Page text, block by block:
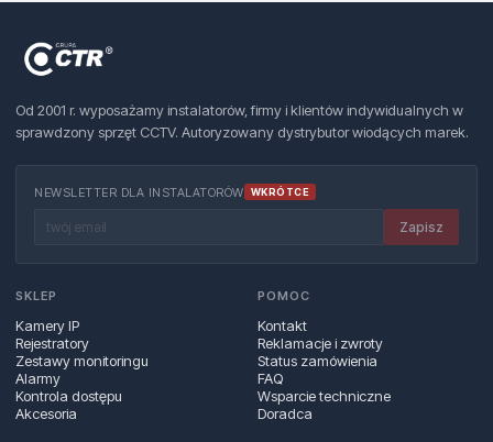
Od 2001 r. wyposażamy instalatorów, firmy i klientów indywidualnych w
sprawdzony sprzęt CCTV. Autoryzowany dystrybutor wiodących marek.
NEWSLETTER DLA INSTALATORÓW WKRÓTCE
Zapisz
SKLEP
Kamery IP
Rejestratory
Zestawy monitoringu
Alarmy
Kontrola dostępu
Akcesoria
POMOC
Kontakt
Reklamacje i zwroty
Status zamówienia
FAQ
Wsparcie techniczne
Doradca